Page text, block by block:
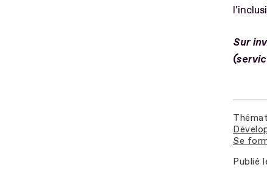
Sur
Se
Publié